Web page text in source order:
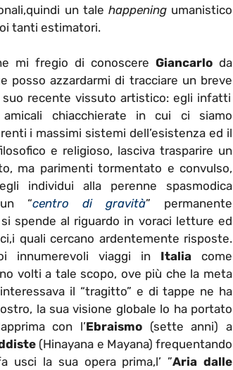
un tale happening umanistico
tanti estimatori.
mi fregio di conoscereGiancarlo da
posso azzardarmi di tracciare un breve
suo recente vissuto artistico: egli infatti
chiacchierate in cui ci siamo
i massimi sistemi dell’esistenza ed il
e religioso, lasciva trasparire un
ma parimenti tormentato e convulso,
individui alla perenne spasmodica
“centro di gravità” permanente
spende al riguardo in voraci letture ed
quali cercano ardentemente risposte.
innumerevoli viaggi in Italia come
volti a tale scopo, ove più che la meta
il “tragitto” e di tappe ne ha
la sua visione globale lo ha portato
con l’Ebraismo (sette anni) a
(Hinayana e Mayana) frequentando
usci la sua opera prima,l’ ”Aria dalle